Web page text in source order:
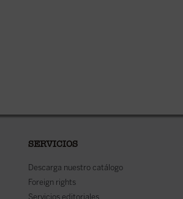
SERVICIOS
Descarga nuestro catálogo
Foreign rights
Servicios editoriales